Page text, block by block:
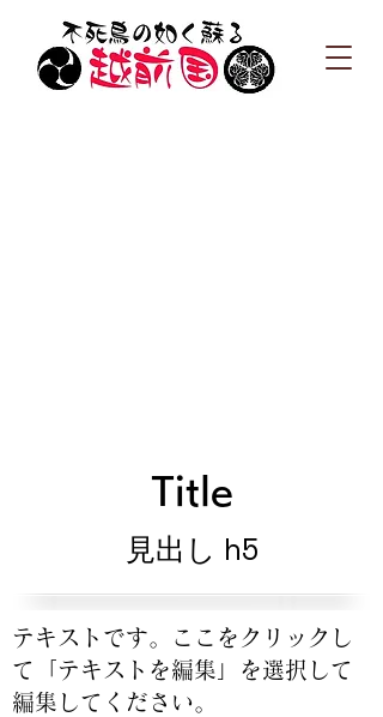
Title
見出し h5
テキストです。ここをクリックし
て「テキストを編集」を選択して
編集してください。